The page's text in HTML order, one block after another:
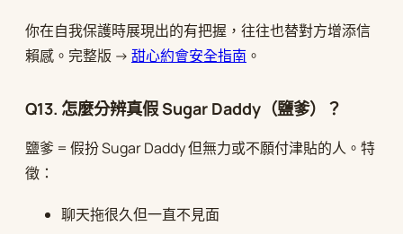
你在自我保護時展現出的有把握，往往也替對方增添信
賴感。完整版 → 甜心約會安全指南 。
Q13. 怎麼分辨真假 Sugar Daddy（鹽爹）？
鹽爹 = 假扮 Sugar Daddy 但無力或不願付津貼的人。特
徵：
聊天拖很久但一直不見面